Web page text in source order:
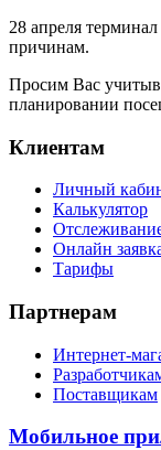
28 апреля
причинам.
Просим Вас
планировании
Клиентам
Личный
Калькулятор
Онлайн
Тарифы
Партнерам
Интернет-
Поставщикам
Мобильное